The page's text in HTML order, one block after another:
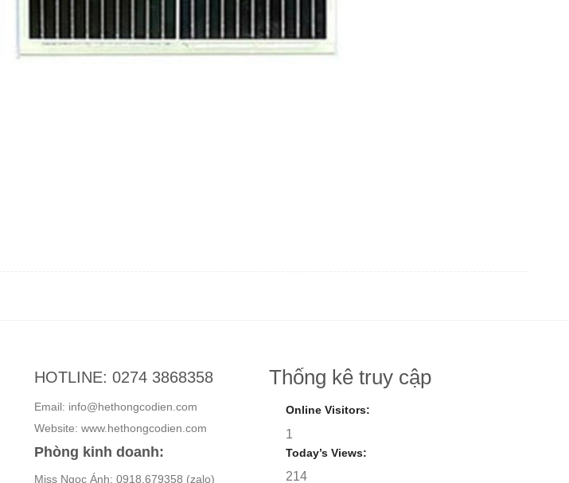
HOTLINE: 0274 3868358
Email: info@hethongcodien.com
Website: www.hethongcodien.com
Phòng kinh doanh:
Miss Ngọc Ánh: 0918.679358 (zalo)
Thống kê truy cập
Online Visitors:
1
Today’s Views:
214